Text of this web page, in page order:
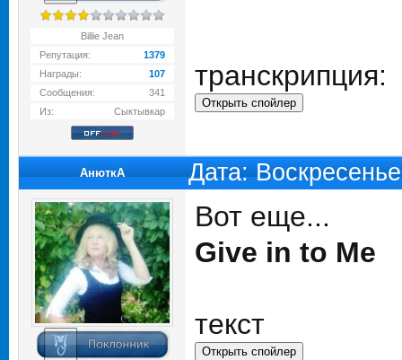
Billie Jean
Репутация:
1379
Награды:
107
Сообщения:
341
Из:
Сыктывкар
транскрипция:
АнюткA Дата:
Вот еще...
Give in to Me
текст